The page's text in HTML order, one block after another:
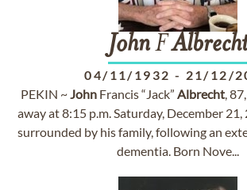
JohnFAlbrecht
04/11/1932 - 21/12/
PEKIN ~JohnFrancis “Jack” Albrecht,
away at 8:15 p.m. Saturday, December
surrounded by his family, following an
dementia. Born Nove...